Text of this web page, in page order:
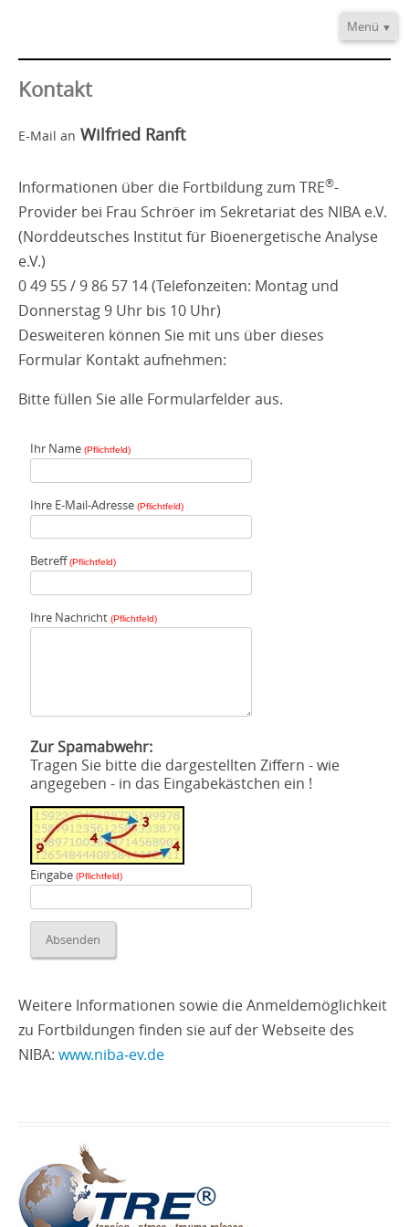
Fortbildung
Menü
Kontakt
E-Mail an Wilfried Ranft
Informationen über die Fortbildung zum TRE®-
Provider bei Frau Schröer im Sekretariat des NIBA e.V.
(Norddeutsches Institut für Bioenergetische Analyse
e.V.)
0 49 55 / 9 86 57 14 (Telefonzeiten: Montag und
Donnerstag 9 Uhr bis 10 Uhr)
Desweiteren können Sie mit uns über dieses
Formular Kontakt aufnehmen:
Bitte füllen Sie alle Formularfelder aus.
Ihr Name (Pflichtfeld)
Ihre E-Mail-Adresse (Pflichtfeld)
Betreff(Pflichtfeld)
Ihre Nachricht (Pflichtfeld)
Zur Spamabwehr:
Tragen Sie bitte die dargestellten Ziffern - wie
angegeben - in das Eingabekästchen ein !
Eingabe (Pflichtfeld)
Weitere Informationen sowie die Anmeldemöglichkeit
zu Fortbildungen finden sie auf der Webseite des
NIBA: www.niba‑ev.de